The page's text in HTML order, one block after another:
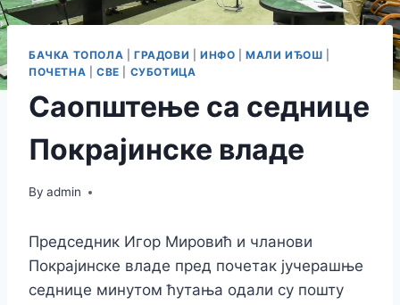
БАЧКА ТОПОЛА ГРАДОВИ ИНФО |МАЛИ ИЂОШ
ПОЧЕТНА
СВЕ СУБОТИЦА
Саопштење са седнице
Покрајинске владе
By admin
Председник Игор Мировић и чланови
Покрајинске владе пред почетак јучерашње
седнице минутом ћутања одали су пошту